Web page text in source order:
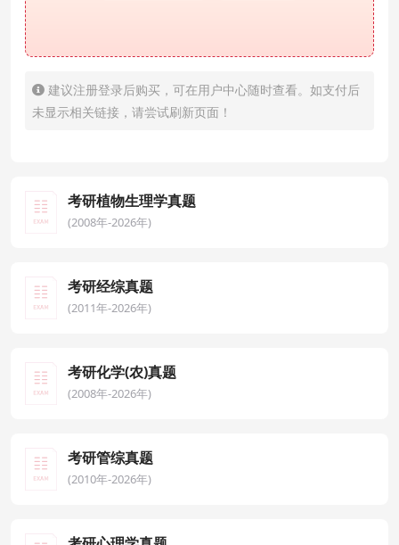
建议注册登录后购买，可在用户中心随时查看。如支付后
未显示相关链接，请尝试刷新页面！
考研植物生理学真题
(2008年-2026年)
考研经综真题
(2011年-2026年)
考研化学(农)真题
(2008年-2026年)
考研管综真题
(2010年-2026年)